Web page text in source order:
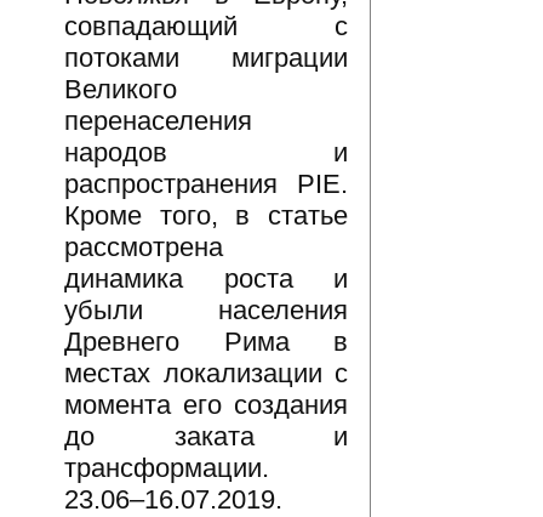
совпадающий с
потоками миграции
Великого
перенаселения
народов и
распространения PIE.
Кроме того, в статье
рассмотрена
динамика роста и
убыли населения
Древнего Рима в
местах локализации с
момента его создания
до заката и
трансформации.
23.06–16.07.2019.